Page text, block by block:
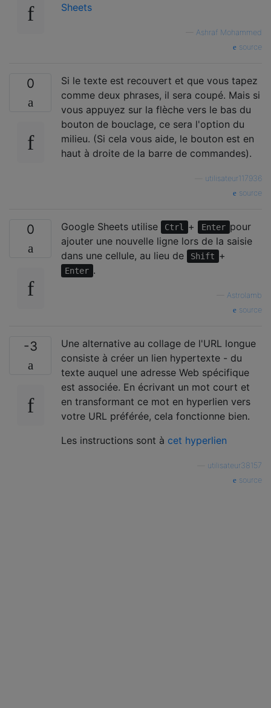
Ashraf Mohammed
source
0
Si le texte est recouvert et que vous tapez
comme deux phrases, il sera coupé. Mais si
vous appuyez sur la flèche vers le bas du
bouton de bouclage, ce sera l'option du
milieu. (Si cela vous aide, le bouton est en
haut à droite de la barre de commandes).
utilisateur117936
source
0 Google Sheets utilise Ctrl + Enter pour
ajouter une nouvelle ligne lors de la saisie
dans une cellule, au lieu de
Shift +
Enter .
Astrolamb
source
-3
Une alternative au collage de l'URL longue
consiste à créer un lien hypertexte - du
texte auquel une adresse Web spécifique
est associée. En écrivant un mot court et
en transformant ce mot en hyperlien vers
votre URL préférée, cela fonctionne bien.
Les instructions sont à cet hyperlien
utilisateur38157
source